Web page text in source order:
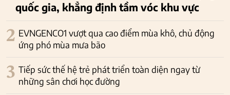
quốc gia, khẳng định tầm vóc khu vực
2 EVNGENCO1 vượt qua cao điểm mùa khô, chủ động
ứng phó mùa mưa bão
3 Tiếp sức thế hệ trẻ phát triển toàn diện ngay từ
những sân chơi học đường